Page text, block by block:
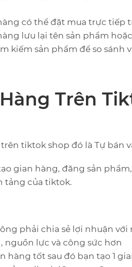
có thể đặt mua trực tiếp
lưu lại tên sản phẩm
kiếm sản phẩm để so sánh
Trên
tiktok shop đó là Tự bán
gian hàng, đăng sản
tảng của tiktok.
phải chia sẻ lợi nhuận với
lực và công sức hơn
hàng tốt sau đó bạn tạo 1